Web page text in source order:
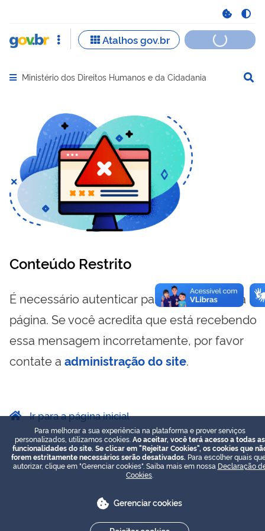
Abrir menu principal de navegação
Ministério dos Direitos Humanos e da Cidadania
Conteúdo Restrito
É necessário autenticar para visualizar essa
página. Se você acredita que está recebendo
essa mensagem incorretamente, por favor
contate a administração do site.
Ir para a página inicial
Para melhorar a sua experiência na plataforma e prover serviços
personalizados, utilizamos cookies. Ao aceitar, você terá acesso a todas as
funcionalidades do site. Se clicar em "Rejeitar Cookies", os cookies que
forem estritamente necessários serão desativados. Para escolher quais
autorizar, clique em "Gerenciar cookies". Saiba mais em nossa Declaração
Cookies
Gerenciar cookies